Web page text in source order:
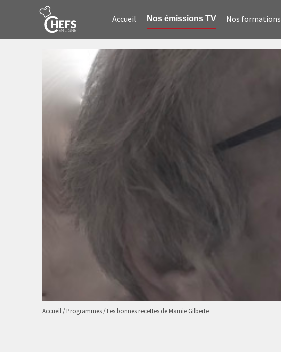
Accueil Nos émissions TV Nos formations
Accueil /Programmes /Les bonnes recettes de Mamie Gilberte